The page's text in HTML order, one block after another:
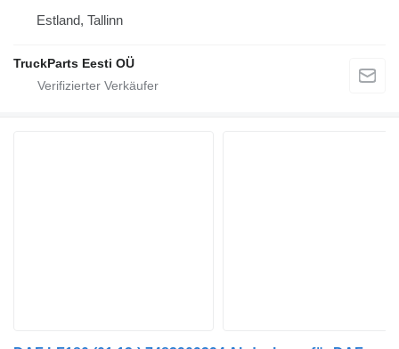
Estland, Tallinn
TruckParts Eesti OÜ